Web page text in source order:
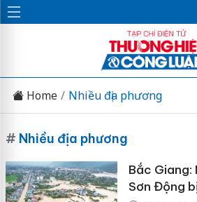
Home Nhiều địa phương
# Nhiều địa phương
Bắc Giang:
Sơn Động